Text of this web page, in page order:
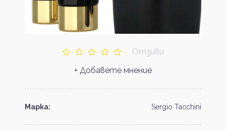
Отзиви
+ Добавете мнение
Марка: Sergio Tacchini